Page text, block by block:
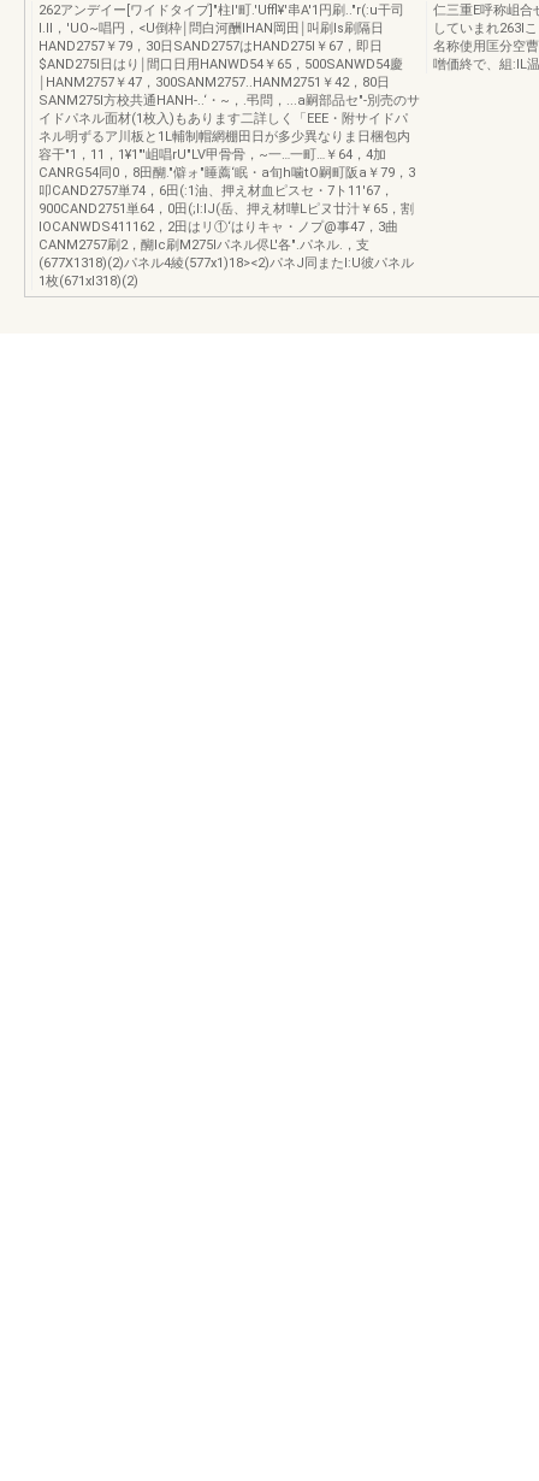
262アンデイー[ワイドタイプ]"柱l'町.'Uffl¥'串A'1円刷.."r(:u干司
I.II，'UO~唱円，<U倒枠￨問白河酬IHAN岡田￨叫刷Is刷隔日
HAND2757￥79，30日SAND2757はHAND275I￥67，即日
$AND275I日はり￨間口日用HANWD54￥65，500SANWD54慶
￨HANM2757￥47，300SANM2757..HANM2751￥42，80日
SANM275I方校共通HANH-..‘・~，.弔問，...a嗣部品セ"-別売のサ
イドパネル面材(1枚入)もあります二詳しく「EEE・附サイドパ
ネル明ずるア川板と1L輔制帽網棚田日が多少異なりま日梱包内
容干"1，11，1¥1"'岨唱rU"LV甲骨骨，~一…一町…￥64，4加
CANRG54同0，8田醐."僻ォ"睡薦‘眠・a旬h噛tO嗣町阪a￥79，3
叩CAND2757単74，6田(:1油、押え材血ピスセ・7ト11'67，
900CAND2751単64，0田(;I:lJ(岳、押え材嘩Lピヌ廿汁￥65，割
lOCANWDS411162，2田はリ①‘はりキャ・ノプ@事47，3曲
CANM2757刷2，醐Ic刷M275Iパネル侭L'各".パネル.，支
(677X1318)(2)パネル4綾(577x1)18><2)パネJ同またI:U彼パネル
1枚(671xI318)(2)
仁三重E呼称岨合
していまれ263I
名称使用匡分空
噌価終で、組:IL